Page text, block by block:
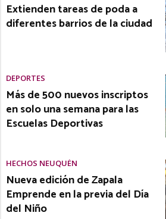
Extienden tareas de poda a
diferentes barrios de la ciudad
DEPORTES
Más de 500 nuevos inscriptos
en solo una semana para las
Escuelas Deportivas
HECHOS NEUQUÉN
Nueva edición de Zapala
Emprende en la previa del Día
del Niño